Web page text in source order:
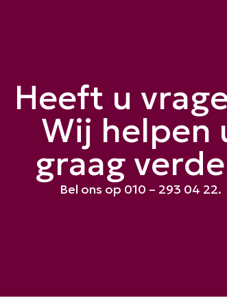
Heeft u
Wij helpen
graag
Bel ons op 010 – 293 04 22.